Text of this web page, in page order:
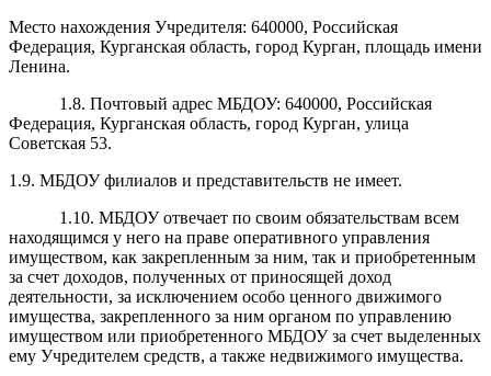
Место нахождения Учредителя: 640000, Российская
Федерация, Курганская область, город Курган, площадь имени
Ленина.
1.8. Почтовый адрес МБДОУ:640000, Российская
Федерация, Курганская область, город Курган, улица
Советская 53.
1.9. МБДОУ филиалов и представительств не имеет.
1.10. МБДОУ отвечает по своим обязательствам всем
находящимся у него на праве оперативного управления
имуществом, как закрепленным за ним, так и приобретенным
за счет доходов, полученных от приносящей доход
деятельности, за исключением особо ценного движимого
имущества, закрепленного за ним органом по управлению
имуществом или приобретенного МБДОУ за счет выделенных
ему Учредителем средств, а также недвижимого имущества.